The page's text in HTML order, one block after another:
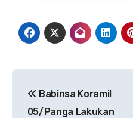
pos
Babinsa Koramil
05/Panga Lakukan